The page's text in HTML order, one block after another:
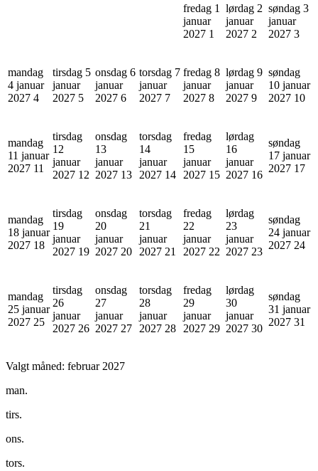
fredag 1
januar
2027 1
lørdag 2
januar
2027 2
søndag 3
januar
2027 3
mandag
4 januar
2027 4
tirsdag 5
januar
2027 5
onsdag 6
januar
2027 6
torsdag 7
januar
2027 7
fredag 8
januar
2027 8
lørdag 9
januar
2027 9
søndag
10 januar
2027 10
mandag
11 januar
2027 11
tirsdag
12
januar
2027 12
onsdag
13
januar
2027 13
torsdag
14
januar
2027 14
fredag
15
januar
2027 15
lørdag
16
januar
2027 16
søndag
17 januar
2027 17
mandag
18 januar
2027 18
tirsdag
19
januar
2027 19
onsdag
20
januar
2027 20
torsdag
21
januar
2027 21
fredag
22
januar
2027 22
lørdag
23
januar
2027 23
søndag
24 januar
2027 24
mandag
25 januar
2027 25
tirsdag
26
januar
2027 26
onsdag
27
januar
2027 27
torsdag
28
januar
2027 28
fredag
29
januar
2027 29
lørdag
30
januar
2027 30
søndag
31 januar
2027 31
Valgt måned: februar 2027
man.
tirs.
ons.
tors.